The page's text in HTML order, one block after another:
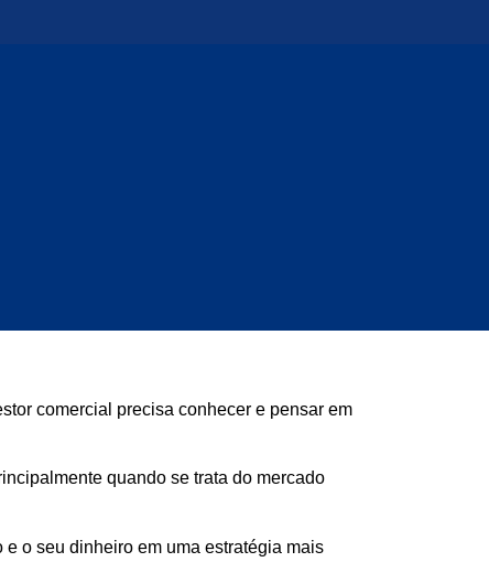
comercial precisa conhecer e pensar em
quando se trata do mercado
o seu dinheiro em uma estratégia mais